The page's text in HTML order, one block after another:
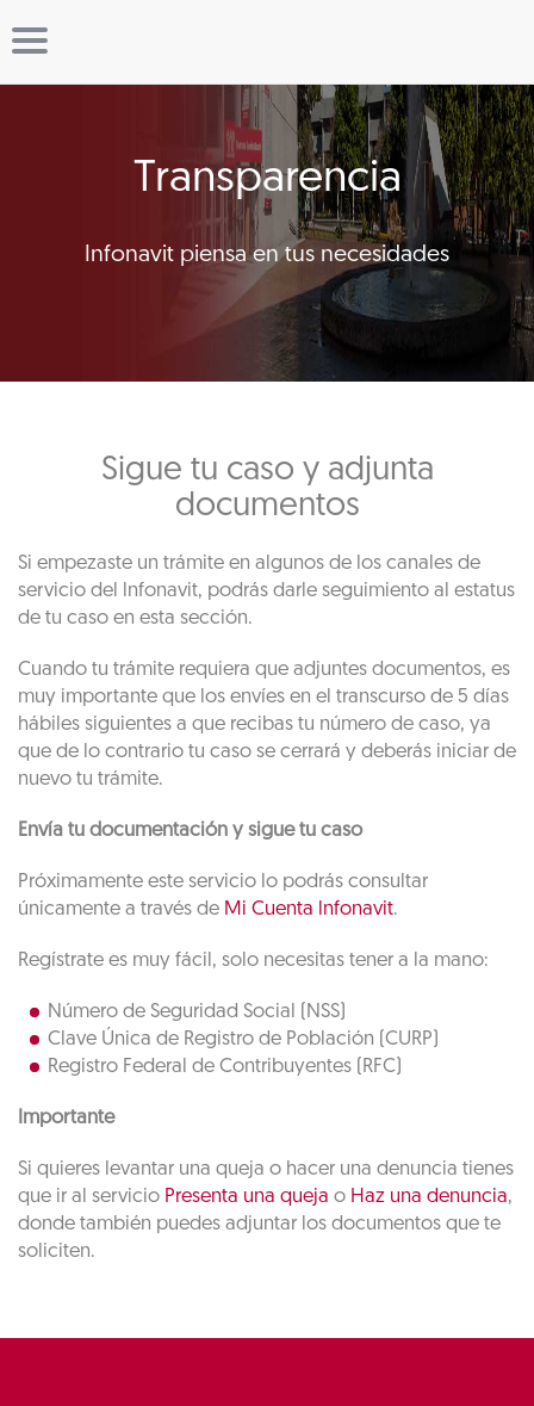
Transparencia
Infonavit piensa en tus necesidades
Sigue tu caso y adjunta
documentos
Si empezaste un trámite en algunos de los canales de
servicio del lnfonavit, podrás darle seguimiento al estatus
de tu caso en esta sección.
Cuando tu trámite requiera que adjuntes documentos, es
muy importante que los envíes en el transcurso de 5 días
hábiles siguientes a que recibas tu número de caso, ya
que de lo contrario tu caso se cerrará y deberás iniciar de
nuevo tu trámite.
Envía tu documentación y sigue tu caso
Próximamente este servicio lo podrás consultar
únicamente a través de Mi Cuenta lnfonavit.
Regístrate es muy fácil, solo necesitas tener a la mano:
Número de Seguridad Social (NSS)
Clave Única de Registro de Población (CURP)
Registro Federal de Contribuyentes (RFC)
Importante
Si quieres levantar una queja o hacer una denuncia tienes
que ir al servicio Presenta una queja o Haz una denuncia,
donde también puedes adjuntar los documentos que te
soliciten.